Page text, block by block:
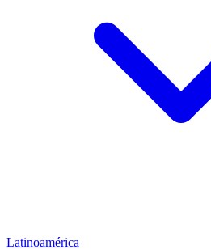
Latinoamérica